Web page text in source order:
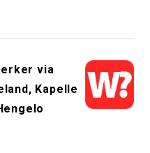
via
Kapelle